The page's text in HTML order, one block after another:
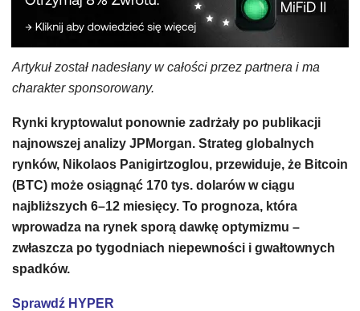
Artykuł został nadesłany w całości przez partnera i ma
charakter sponsorowany.
Rynki kryptowalut ponownie zadrżały po publikacji
najnowszej analizy JPMorgan. Strateg globalnych
rynków, Nikolaos Panigirtzoglou, przewiduje, że Bitcoin
(BTC) może osiągnąć 170 tys. dolarów w ciągu
najbliższych 6–12 miesięcy. To prognoza, która
wprowadza na rynek sporą dawkę optymizmu –
zwłaszcza po tygodniach niepewności i gwałtownych
spadków.
Sprawdź HYPER